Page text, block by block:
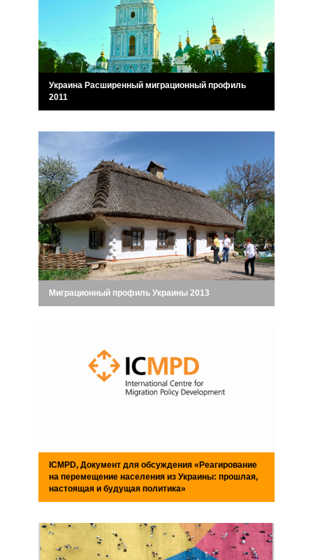
Украина Расширенный миграционный профиль
2011
Миграционный профиль Украины 2013
ICMPD, Документ для обсуждения «Реагирование
на перемещение населения из Украины: прошлая,
настоящая и будущая политика»